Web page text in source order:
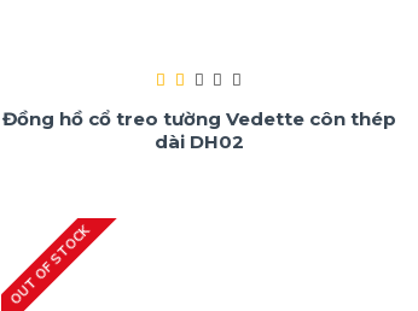
Đồng hồ cổ treo tường Vedette côn thép
dài DH02
OUT OF STOCK